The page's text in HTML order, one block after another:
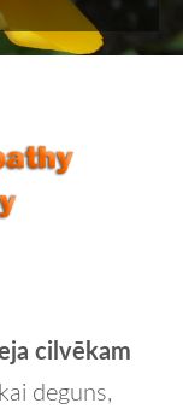
cilvēkam
deguns,